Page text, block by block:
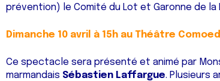
prévention) le Comité du Lot et Garonne de
Dimanche 10 avril à 15h au Théâtre
Ce spectacle sera présenté et animé par
marmandais Sébastien Laffargue. Plusieurs